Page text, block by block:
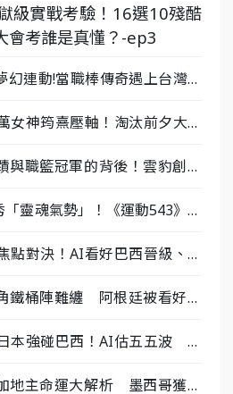
級實戰考驗！16選10殘酷
會考誰是真懂？-ep3
幻連動!當職棒傳奇遇上台灣女
女神筠熹壓軸！淘汰前夕大混
與職籃冠軍的背後！雲豹創辦
靈魂氣勢」！《運動543》微
點對決！AI看好巴西晉級、數
鐵桶陣難纏 阿根廷被看好下
本強碰巴西！AI估五五波 牛
地主命運大解析 墨西哥獲數